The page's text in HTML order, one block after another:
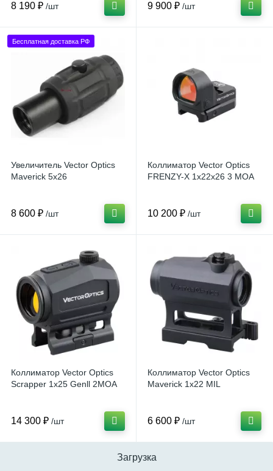
8 190 ₽ /шт 9 900 ₽ /шт
Бесплатная доставка РФ
Увеличитель Vector Optics
Maverick 5x26
8 600 ₽ /шт
Коллиматор Vector Optics
FRENZY-X 1x22x26 3 MOA
10 200 ₽ /шт
Коллиматор Vector Optics
Scrapper 1x25 Genll 2MOA
14 300 ₽ /шт
Коллиматор Vector Optics
Maverick 1x22 MIL
6 600 ₽ /шт
Загрузка